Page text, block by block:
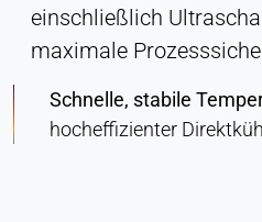
einschließlich
maximale
Schnelle, stabile
hocheffizienter